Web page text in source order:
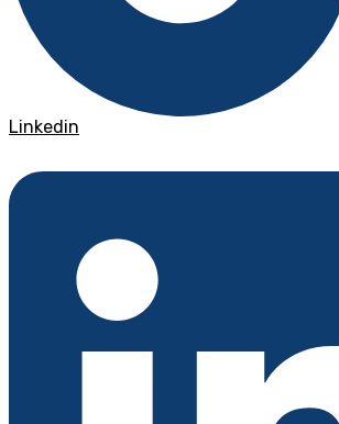
Linkedin